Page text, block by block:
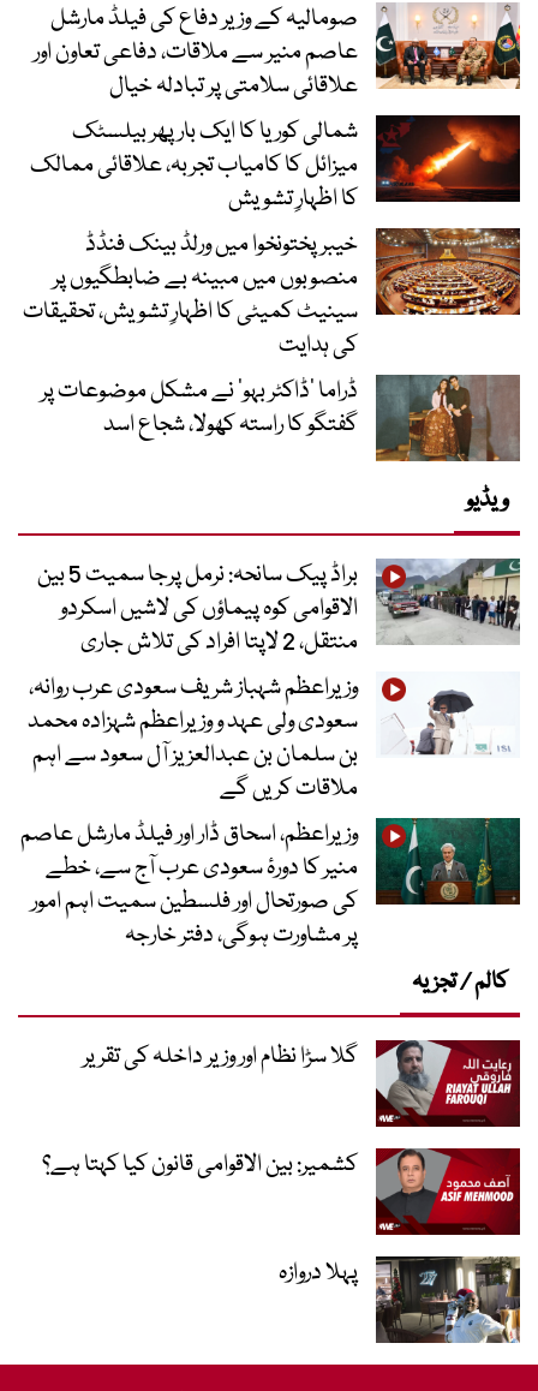
صومالیہ کے وزیر دفاع کی فیلڈ مارشل
عاصم منیر سے ملاقات، دفاعی تعاون اور
علاقائی سلامتی پر تبادلہ خیال
شمالی کوریا کا ایک بار پھر بیلسٹک
میزائل کا کامیاب تجربہ، علاقائی ممالک
کا اظہارِ تشویش
خیبرپختونخوا میں ورلڈ بینک فنڈڈ
منصوبوں میں مبینہ بے ضابطگیوں پر
سینیٹ کمیٹی کا اظہارِ تشویش، تحقیقات
کی ہدایت
ڈراما ’ڈاکٹر بہو‘ نے مشکل موضوعات پر
گفتگو کا راستہ کھولا، شجاع اسد
ویڈیو
براڈ پیک سانحہ: نرمل پرجا سمیت 5 بین
الاقوامی کوہ پیماؤں کی لاشیں اسکردو
منتقل، 2 لاپتا افراد کی تلاش جاری
وزیراعظم شہباز شریف سعودی عرب روانہ،
سعودی ولی عہد و وزیراعظم شہزادہ محمد
بن سلمان بن عبدالعزیز آل سعود سے اہم
ملاقات کریں گے
وزیراعظم، اسحاق ڈار اور فیلڈ مارشل عاصم
منیر کا دورۂ سعودی عرب آج سے، خطے
کی صورتحال اور فلسطین سمیت اہم امور
پر مشاورت ہوگی، دفتر خارجہ
کالم / تجزیہ
گلا سڑا نظام اور وزیر داخلہ کی تقریر
کشمیر: بین الاقوامی قانون کیا کہتا ہے؟
پہلا دروازہ